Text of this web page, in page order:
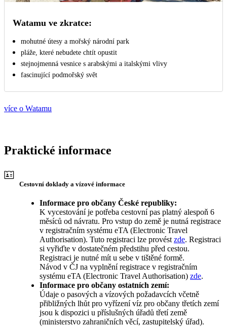
Watamu ve zkratce:
mohutné útesy a mořský národní park
pláže, které nebudete chtít opustit
stejnojmenná vesnice s arabskými a italskými vlivy
fascinující podmořský svět
více o Watamu
Praktické informace
Cestovní doklady a vízové informace
Informace pro občany České republiky:
K vycestování je potřeba cestovní pas platný alespoň 6
měsíců od návratu. Pro vstup do země je nutná registrace
v registračním systému eTA (Electronic Travel
Authorisation). Tuto registraci lze provéstzde. Registraci
si vyřiďte v dostatečném předstihu před cestou.
Registraci je nutné mít u sebe v tištěné formě.
Návod v ČJ na vyplnění registrace v registračním
systému eTA (Electronic Travel Authorisation) zde.
Informace pro občany ostatních zemí:
Údaje o pasových a vízových požadavcích včetně
přibližných lhůt pro vyřízení víz pro občany třetích zemí
jsou k dispozici u příslušných úřadů třetí země
(ministerstvo zahraničních věcí, zastupitelský úřad).